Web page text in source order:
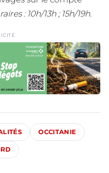
: 10h/13h ; 15h/19h.
OCCITANIE